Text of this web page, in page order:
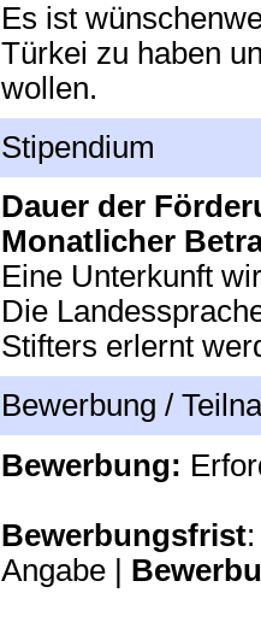
Es ist
Türkei zu haben
wollen.
Stipendium
Dauer der
Monatlicher
Eine Unterkunft
Die
Stifters erlernt
Bewerbung /
Bewerbung:
Bewerbungsfrist
Angabe |